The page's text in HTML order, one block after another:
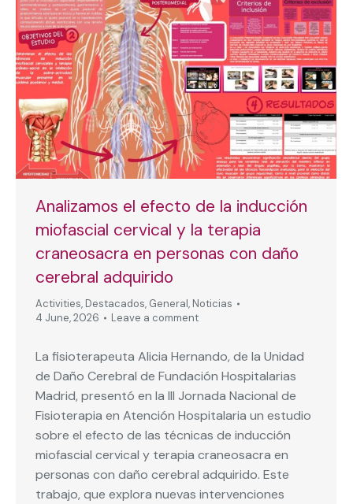
Analizamos el efecto de la inducción
miofascial cervical y la terapia
craneosacra en personas con daño
cerebral adquirido
Activities, Destacados, General, Noticias
4 June, 2026
Leave a comment
La fisioterapeuta Alicia Hernando, de la Unidad
de Daño Cerebral de Fundación Hospitalarias
Madrid, presentó en la III Jornada Nacional de
Fisioterapia en Atención Hospitalaria un estudio
sobre el efecto de las técnicas de inducción
miofascial cervical y terapia craneosacra en
personas con daño cerebral adquirido. Este
trabajo, que explora nuevas intervenciones